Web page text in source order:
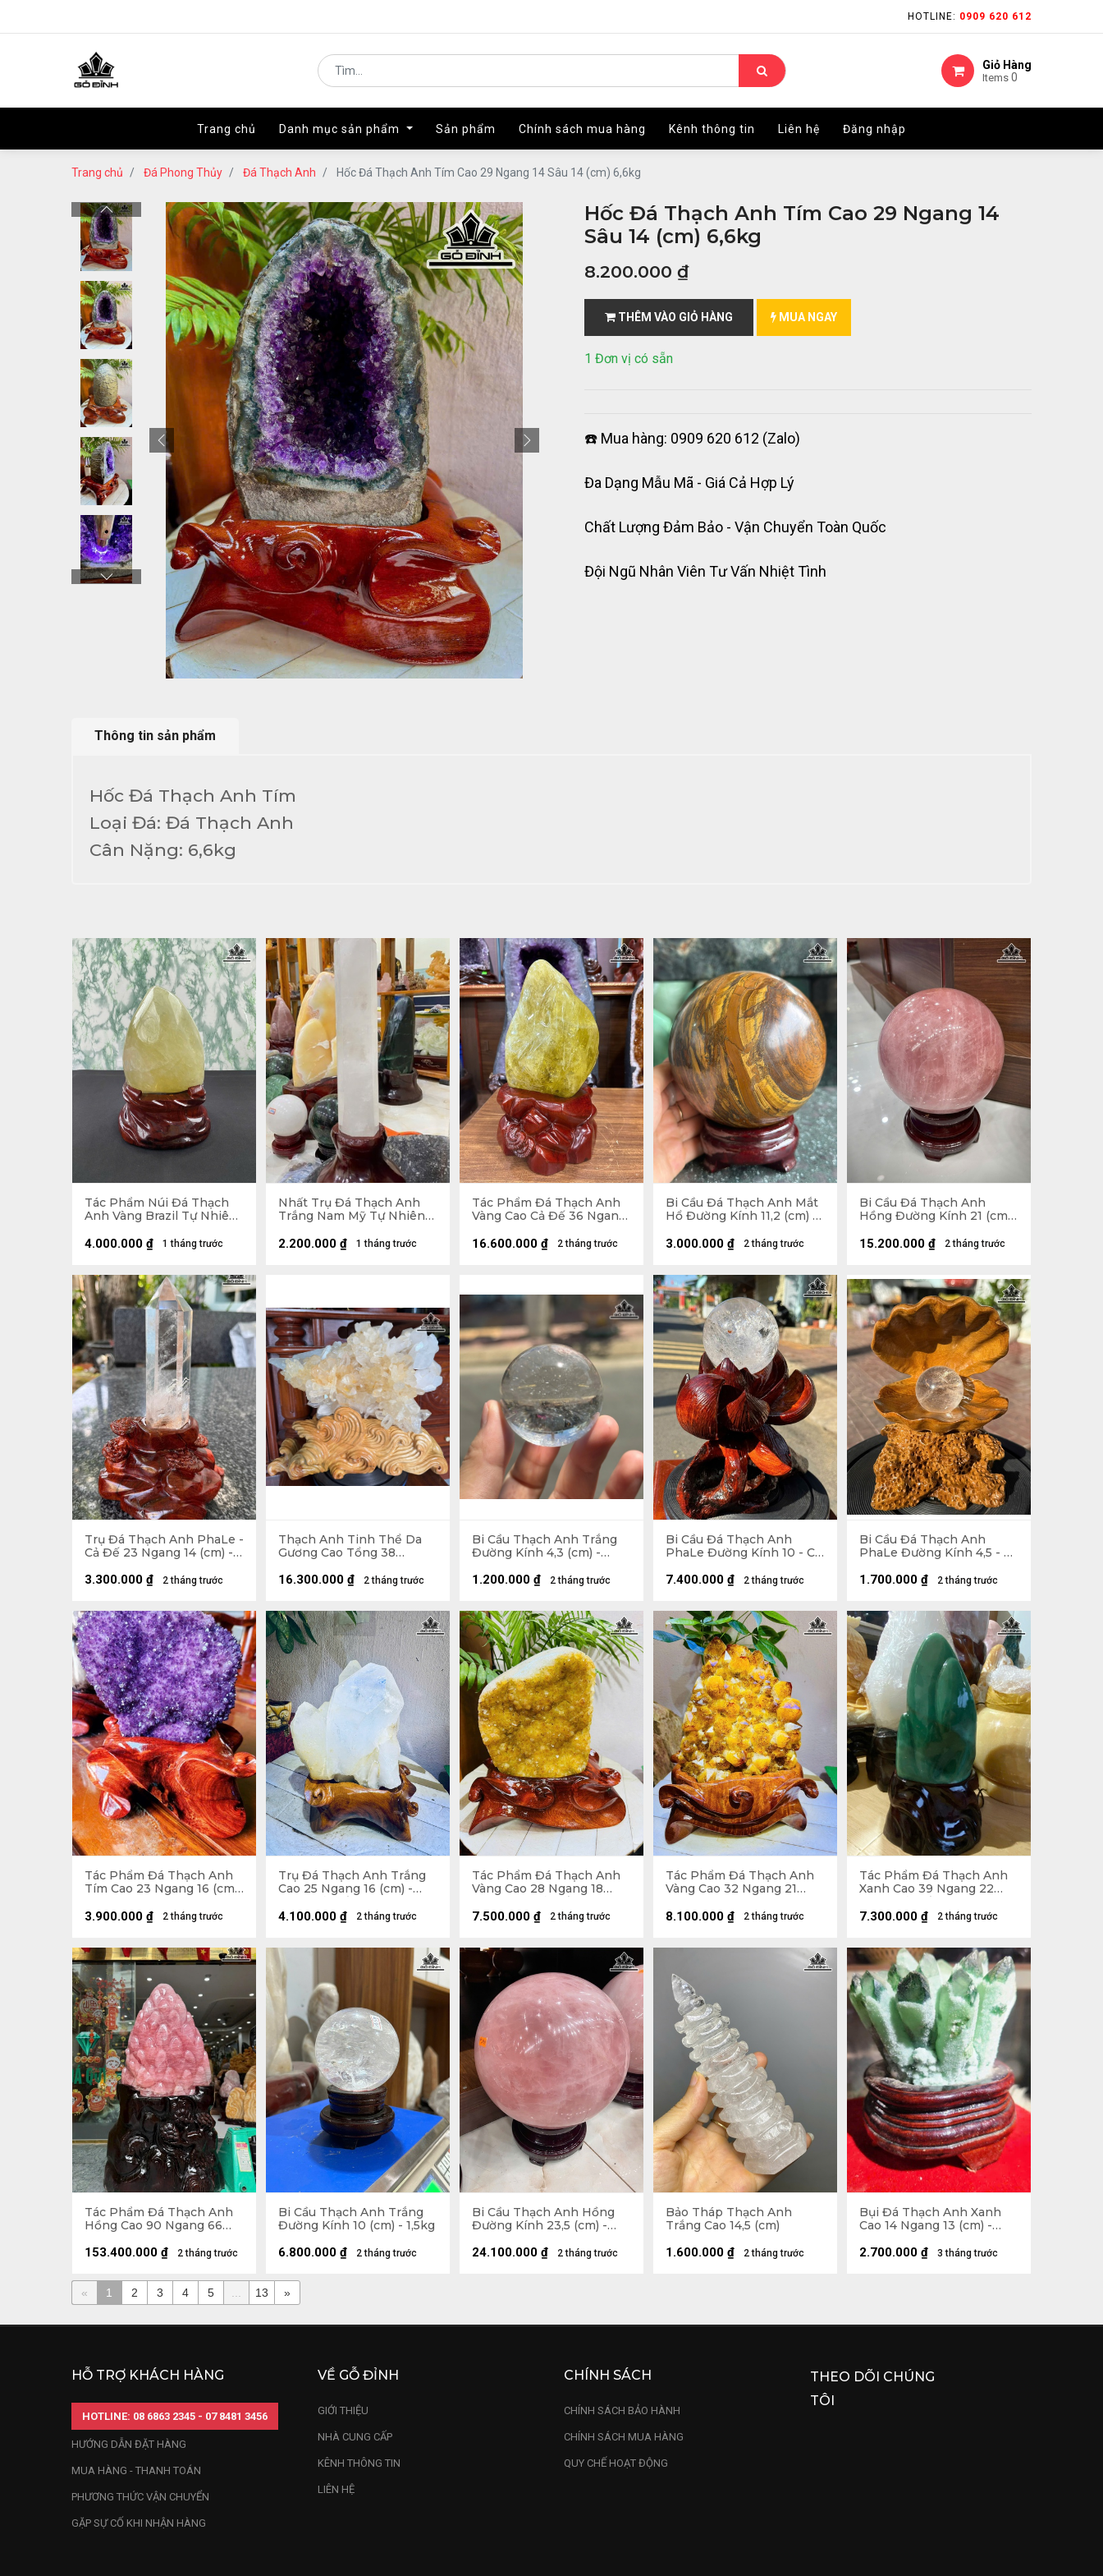
HOTLINE: 0909 620 612
Giỏ Hàng
Items 0
Trang chủ Danh mục sản phẩm Sản phẩm Chính sách mua hàng Kênh thông tin Liên hệ Đăng nhập
HOTLINE: 0909 620 612
Giỏ Hàng
Items 0
Trang chủ Danh mục sản phẩm Sản phẩm Chính sách mua hàng Kênh thông tin Liên hệ Đăng nhập
Trang chủ Đá Phong Thủy Đá Thạch Anh Hốc Đá Thạch Anh Tím Cao 29 Ngang 14 Sâu 14 (cm) 6,6kg
Hốc Đá Thạch Anh Tím Cao 29 Ngang 14
Sâu 14 (cm) 6,6kg
8.200.000 ₫
THÊM VÀO GIỎ HÀNG MUA NGAY
1 Đơn vị có sẵn
☎️ Mua hàng: 0909 620 612 (Zalo)
Đa Dạng Mẫu Mã - Giá Cả Hợp Lý
Chất Lượng Đảm Bảo - Vận Chuyển Toàn Quốc
Đội Ngũ Nhân Viên Tư Vấn Nhiệt Tình
Thông tin sản phẩm
Hốc Đá Thạch Anh Tím
Loại Đá: Đá Thạch Anh
Cân Nặng: 6,6kg
Tác Phẩm Núi Đá Thạch
Anh Vàng Brazil Tự Nhiên
Riêng Đế 5,55kg -
28,6x19,5x15 (cm)
1 tháng trước
4.000.000 ₫
Nhất Trụ Đá Thạch Anh
Trắng Nam Mỹ Tự Nhiên
- Lên Đế 41,5 x 15,8 x 15
1 tháng trước
2.200.000 ₫
Tác Phẩm Đá Thạch Anh
Vàng Cao Cả Đế 36 Ngang
Đá 25 (cm) - 6,8kg2 tháng trước
16.600.000 ₫
Bi Cầu Đá Thạch Anh Mắt
Hổ Đường Kính 11,2 (cm) -
2 tháng trước
3.000.000 ₫
Bi Cầu Đá Thạch Anh
Hồng Đường Kính 21 (cm)
2 tháng trước
15.200.000 ₫
Trụ Đá Thạch Anh PhaLe -
Cả Đế 23 Ngang 14 (cm) -
2 tháng trước
3.300.000 ₫
Thạch Anh Tinh Thể Da
Gương Cao Tổng 38
2 tháng trước
16.300.000 ₫
Bi Cầu Thạch Anh Trắng
Đường Kính 4,3 (cm) -
2 tháng trước
1.200.000 ₫
Bi Cầu Đá Thạch Anh
PhaLe Đường Kính 10 - Cả
30 (cm) - 1,48kg2 tháng trước
7.400.000 ₫
Bi Cầu Đá Thạch Anh
PhaLe Đường Kính 4,5 - Cả
2 tháng trước
1.700.000 ₫
Tác Phẩm Đá Thạch Anh
Tím Cao 23 Ngang 16 (cm)
2 tháng trước
3.900.000 ₫
Trụ Đá Thạch Anh Trắng
Cao 25 Ngang 16 (cm) -
6,2kg Cả Đế
2 tháng trước
4.100.000 ₫
Tác Phẩm Đá Thạch Anh
Vàng Cao 28 Ngang 18
(cm) - 6kg Cả Đế
2 tháng trước
7.500.000 ₫
Tác Phẩm Đá Thạch Anh
Vàng Cao 32 Ngang 21
2 tháng trước
8.100.000 ₫
Tác Phẩm Đá Thạch Anh
Xanh Cao 39 Ngang 22
(cm) - Cả Đế Cao 56 -
19,5kg
2 tháng trước
7.300.000 ₫
Tác Phẩm Đá Thạch Anh
Hồng Cao 90 Ngang 66
142 - 293kg
2 tháng trước
153.400.000 ₫
Bi Cầu Thạch Anh Trắng
Đường Kính 10 (cm) - 1,5kg
2 tháng trước
6.800.000 ₫
Bi Cầu Thạch Anh Hồng
Đường Kính 23,5 (cm) -
2 tháng trước
24.100.000 ₫
Bảo Tháp Thạch Anh
Trắng Cao 14,5 (cm)
2 tháng trước
1.600.000 ₫
Bụi Đá Thạch Anh Xanh
Cao 14 Ngang 13 (cm) -
3 tháng trước
2.700.000 ₫
« 1 2 3 4 5 13 »
HỖ TRỢ KHÁCH HÀNG
HOTLINE: 08 6863 2345 - 07 8481 3456
HƯỚNG DẪN ĐẶT HÀNG
MUA HÀNG - THANH TOÁN
PHƯƠNG THỨC VẬN CHUYỂN
GẶP SỰ CỐ KHI NHẬN HÀNG
VỀ GỖ ĐỈNH
GIỚI THIỆU
NHÀ CUNG CẤP
KÊNH THÔNG TIN
LIÊN HỆ
CHÍNH SÁCH
CHÍNH SÁCH BẢO HÀNH
CHÍNH SÁCH MUA HÀNG
QUY CHẾ HOẠT ĐỘNG
THEO DÕI CHÚNG
TÔI